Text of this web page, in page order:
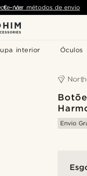
interior Óculos
€ - Ver métodos de envio
nos
Envio